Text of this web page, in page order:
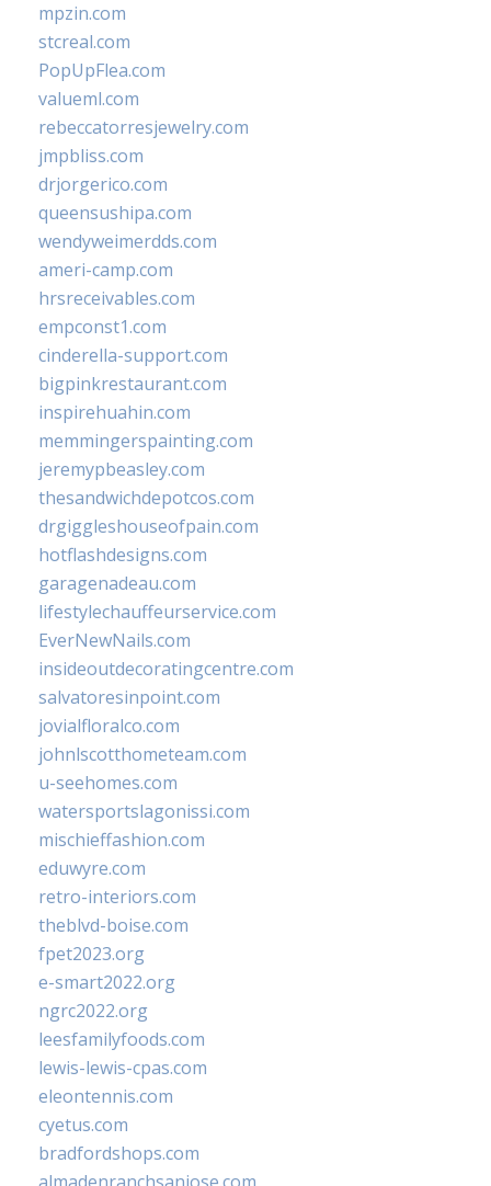
mpzin.com
stcreal.com
PopUpFlea.com
valueml.com
rebeccatorresjewelry.com
jmpbliss.com
drjorgerico.com
queensushipa.com
wendyweimerdds.com
ameri-camp.com
hrsreceivables.com
empconst1.com
cinderella-support.com
bigpinkrestaurant.com
inspirehuahin.com
memmingerspainting.com
jeremypbeasley.com
thesandwichdepotcos.com
drgiggleshouseofpain.com
hotflashdesigns.com
garagenadeau.com
lifestylechauffeurservice.com
EverNewNails.com
insideoutdecoratingcentre.com
salvatoresinpoint.com
jovialfloralco.com
johnlscotthometeam.com
u-seehomes.com
watersportslagonissi.com
mischieffashion.com
eduwyre.com
retro-interiors.com
theblvd-boise.com
fpet2023.org
e-smart2022.org
ngrc2022.org
leesfamilyfoods.com
lewis-lewis-cpas.com
eleontennis.com
cyetus.com
bradfordshops.com